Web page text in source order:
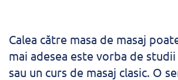
Calea către masa de masaj
mai adesea este vorba de studii
sau un curs de masaj clasic. O